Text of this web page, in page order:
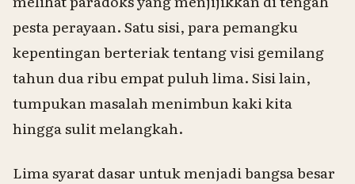
pesta perayaan. Satu sisi, para pemangku
kepentingan berteriak tentang visi gemilang
tahun dua ribu empat puluh lima. Sisi lain,
tumpukan masalah menimbun kaki kita
hingga sulit melangkah.
Lima syarat dasar untuk menjadi bangsa besar